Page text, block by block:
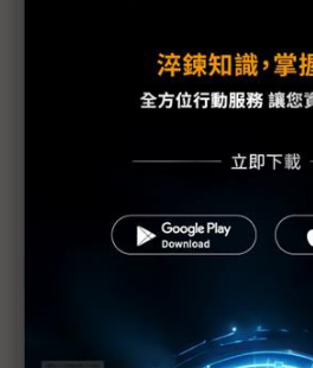
AI推波智慧應用浪潮 IPC業者
Ambient Photonics室內光源太
COMPUTEX 2023盛大登場 全
技鋼科技聚焦高速運算市場
示強大技術能量